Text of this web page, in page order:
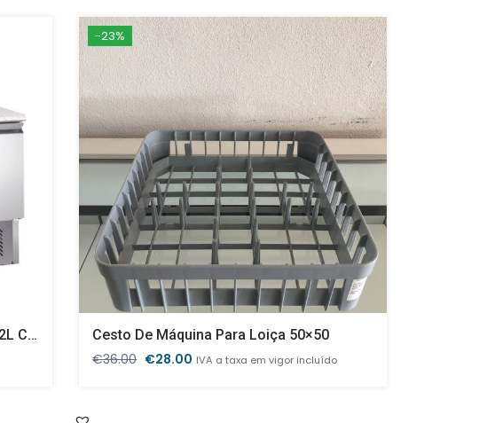
Bancada Refrigerada Para Pizzas 402L Com 3 Portas 1365x700x1075mm
-23%
Cesto De Máquina Para Loiça 50×50
€36.00 O
€28.00 O
IVA a taxa em vigor incluído